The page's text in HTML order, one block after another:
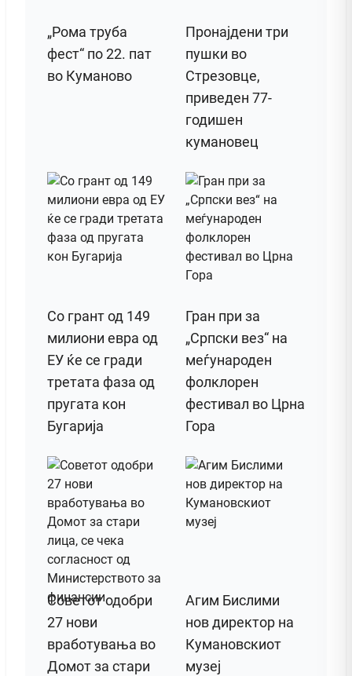
„Рома труба
фест“ по 22. пат
во Куманово
Пронајдени три
пушки во
Стрезовце,
приведен 77-
годишен
кумановец
Со грант од 149
милиони евра од
ЕУ ќе се гради
третата фаза од
пругата кон
Бугарија
Гран при за
„Српски вез“ на
меѓународен
фолклорен
фестивал во Црна
Гора
Советот одобри
27 нови
вработувања во
Домот за стари
Агим Бислими
нов директор на
Кумановскиот
музеј